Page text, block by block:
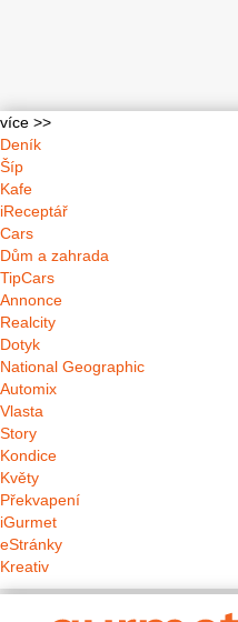
více >>
Deník
Šíp
Kafe
iReceptář
Cars
Dům a zahrada
TipCars
Annonce
Realcity
Dotyk
National Geographic
Automix
Vlasta
Story
Kondice
Květy
Překvapení
iGurmet
eStránky
Kreativ